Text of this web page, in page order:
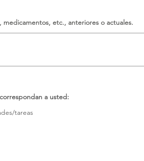
medicamentos, etc., anteriores o actuales.
a usted:
tareas